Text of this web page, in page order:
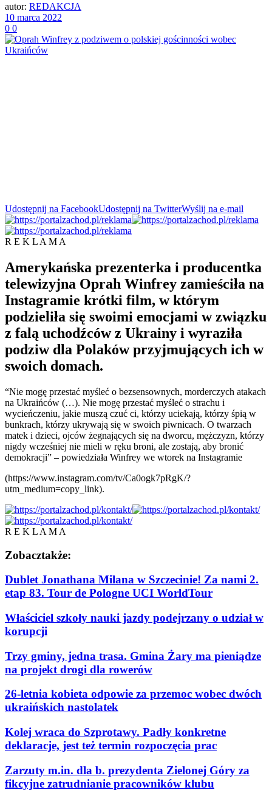
autor: REDAKCJA
10 marca 2022
0 0
Udostępnij na FacebookUdostępnij na TwitterWyślij na e-mail
R E K L A M A
Amerykańska prezenterka i producentka
telewizyjna Oprah Winfrey zamieściła na
Instagramie krótki film, w którym
podzieliła się swoimi emocjami w związku
z falą uchodźców z Ukrainy i wyraziła
podziw dla Polaków przyjmujących ich w
swoich domach.
“Nie mogę przestać myśleć o bezsensownych, morderczych atakach
na Ukraińców (…). Nie mogę przestać myśleć o strachu i
wycieńczeniu, jakie muszą czuć ci, którzy uciekają, którzy śpią w
bunkrach, którzy ukrywają się w swoich piwnicach. O twarzach
matek i dzieci, ojców żegnających się na dworcu, mężczyzn, którzy
nigdy wcześniej nie mieli w ręku broni, ale zostają, aby bronić
demokracji” – powiedziała Winfrey we wtorek na Instagramie
(https://www.instagram.com/tv/Ca0ogk7pRgK/?
utm_medium=copy_link).
R E K L A M A
Zobacztakże:
Dublet Jonathana Milana w Szczecinie! Za nami 2.
etap 83. Tour de Pologne UCI WorldTour
Właściciel szkoły nauki jazdy podejrzany o udział w
korupcji
Trzy gminy, jedna trasa. Gmina Żary ma pieniądze
na projekt drogi dla rowerów
26-letnia kobieta odpowie za przemoc wobec dwóch
ukraińskich nastolatek
Kolej wraca do Szprotawy. Padły konkretne
deklaracje, jest też termin rozpoczęcia prac
Zarzuty m.in. dla b. prezydenta Zielonej Góry za
fikcyjne zatrudnianie pracowników klubu